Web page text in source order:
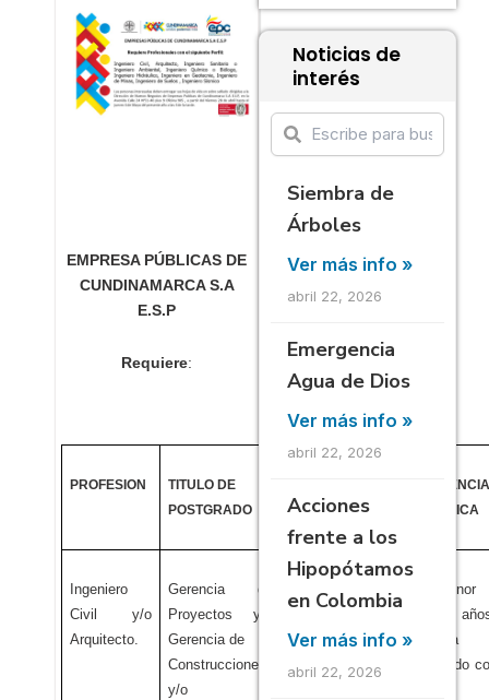
EMPRESA PÚBLICAS DE
CUNDINAMARCA S.A
E.S.P
Requiere:
PROFESION
TITULO DE
POSTGRADO
PROFESIONAL
ESPECIFICA
Ingeniero
Civil y/o
Arquitecto.
Gerencia de
Proyectos y/o
Gerencia de
Construcciones
y/o
No menor de
No menor
seis (6)
que haya
participado
Noticias de
interés
Siembra de
Árboles
Ver más info »
abril 22, 2026
Emergencia
Agua de Dios
Ver más info »
abril 22, 2026
Acciones
frente a los
Hipopótamos
en Colombia
Ver más info »
abril 22, 2026